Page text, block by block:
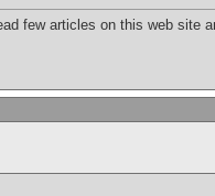
few articles on this web site